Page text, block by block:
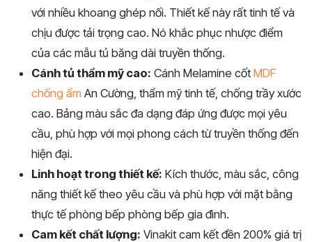
với nhiều khoang ghép nối. Thiết kế này rất tinh tế và
chịu được tải trọng cao. Nó khắc phục nhược điểm
của các mẫu tủ băng dài truyền thống.
Cánh tủ thẩm mỹ cao: Cánh Melamine cốt MDF
chống ẩm An Cường, thẩm mỹ tinh tế, chống trầy xước
cao. Bảng màu sắc đa dạng đáp ứng được mọi yêu
cầu, phù hợp với mọi phong cách từ truyền thống đến
hiện đại.
Linh hoạt trong thiết kế: Kích thước, màu sắc, công
năng thiết kế theo yêu cầu và phù hợp với mặt bằng
thực tế phòng bếp phòng bếp gia đình.
Cam kết chất lượng: Vinakit cam kết đền 200% giá trị